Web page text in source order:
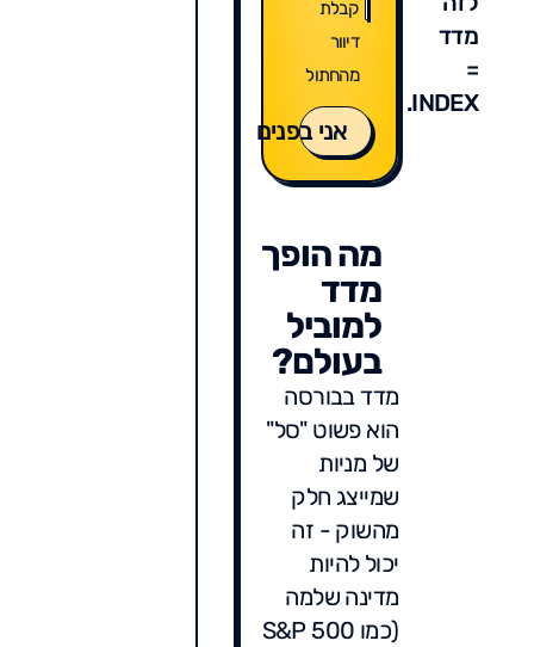
מדד
=
INDEX.
קבלת
דיוור
מהחתול
אני בפנים
מה הופך
מדד
למוביל
בעולם?
מדד בבורסה
הוא פשוט "סל"
של מניות
שמייצג חלק
מהשוק - זה
יכול להיות
מדינה שלמה
(כמו S&P 500